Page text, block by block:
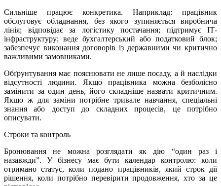
Сильніше працює конкретика. Наприклад: працівник
обслуговує обладнання, без якого зупиняється виробнича
лінія; відповідає за логістику постачання; підтримує ІТ-
інфраструктуру; веде бухгалтерський або податковий блок;
забезпечує виконання договорів із державними чи критично
важливими замовниками.
Обґрунтування має пояснювати не лише посаду, а й наслідки
відсутності людини. Якщо працівника можна безболісно
замінити за один день, його складніше назвати критичним.
Якщо ж для заміни потрібне тривале навчання, спеціальні
знання або доступ до складних процесів, це потрібно
описувати.
Строки та контроль
Бронювання не можна розглядати як дію “один раз і
назавжди”. У бізнесу має бути календар контролю: коли
отримано статус, коли подано працівників, який строк дії
рішення, коли потрібно перевірити продовження, хто за це